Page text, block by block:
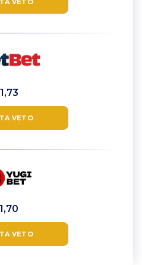
VETO
1,73
VETO
1,70
VETO